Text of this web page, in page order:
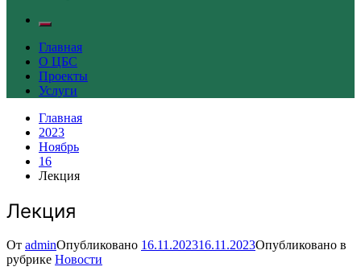
Главная
О ЦБС
Проекты
Услуги
Главная
2023
Ноябрь
16
Лекция
Лекция
От adminОпубликовано 16.11.202316.11.2023Опубликовано в
рубрике Новости